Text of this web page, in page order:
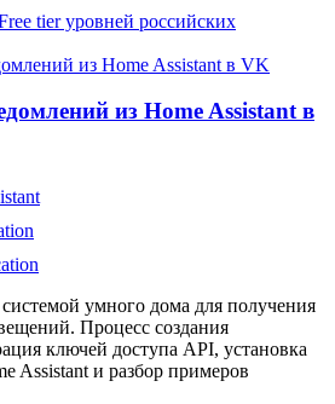
из Home Assistant в
умного дома для получения
Процесс создания
ключей доступа API, установка
Assistant и разбор примеров